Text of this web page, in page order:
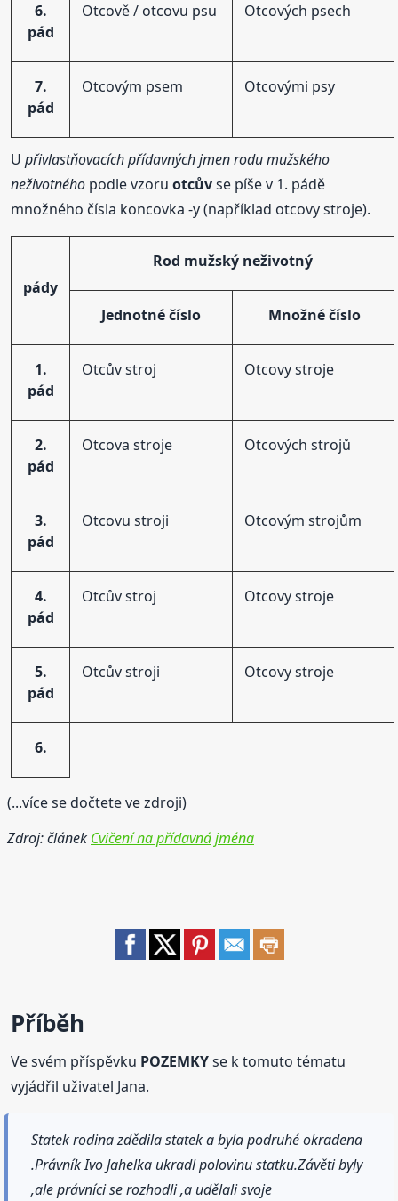
6.
pád
Otcově / otcovu psu Otcových psech
7.
pád
Otcovým psem Otcovými psy
Upřivlastňovacích přídavných jmen rodu mužského
neživotného podle vzoruotcůvse píše v 1. pádě
množného čísla koncovka -y (například otcovy stroje).
pády
Rod mužský neživotný
Jednotné číslo Množné číslo
1.
pád
Otcův stroj Otcovy stroje
2.
pád
Otcova stroje Otcových strojů
3.
pád
Otcovu stroji Otcovým strojům
4.
pád
Otcův stroj Otcovy stroje
5.
pád
Otcův stroji Otcovy stroje
6.
(...více se dočtete ve zdroji)
Zdroj: článek Cvičení na přídavná jména
Příběh
Ve svém příspěvku POZEMKYse k tomuto tématu
vyjádřil uživatel Jana.
Statek rodina zdědila statek a byla podruhé okradena
.Právník Ivo Jahelka ukradl polovinu statku.Závěti byly
,ale právníci se rozhodli ,a udělali svoje